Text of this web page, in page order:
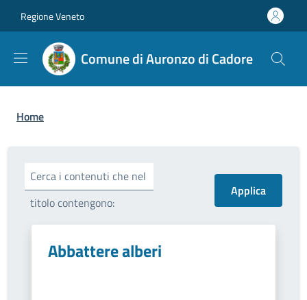
Regione Veneto
Comune di Auronzo di Cadore
Briciole di pane
Home
Cerca i contenuti che nel
titolo contengono:
Abbattere alberi